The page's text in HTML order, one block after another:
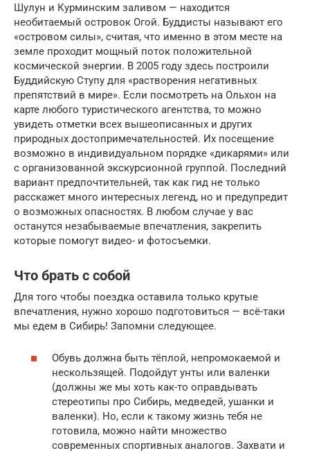
Шулун и Курминским заливом — находится
необитаемый островок Огой. Буддисты называют его
«островом силы», считая, что именно в этом месте на
земле проходит мощный поток положительной
космической энергии. В 2005 году здесь построили
Буддийскую Ступу для «растворения негативных
препятствий в мире». Если посмотреть на Ольхон на
карте любого туристического агентства, то можно
увидеть отметки всех вышеописанных и других
природных достопримечательностей. Их посещение
возможно в индивидуальном порядке «дикарями» или
с организованной экскурсионной группой. Последний
вариант предпочтительней, так как гид не только
расскажет много интересных легенд, но и предупредит
о возможных опасностях. В любом случае у вас
останутся незабываемые впечатления, закрепить
которые помогут видео- и фотосъемки.
Что брать с собой
Для того чтобы поездка оставила только крутые
впечатления, нужно хорошо подготовиться — всё-таки
мы едем в Сибирь! Запомни следующее.
Обувь должна быть тёплой, непромокаемой и
нескользящей. Подойдут унты или валенки
(должны же мы хоть как-то оправдывать
стереотипы про Сибирь, медведей, ушанки и
валенки). Но, если к такому жизнь тебя не
готовила, можно найти множество
современных спортивных аналогов. Захвати и